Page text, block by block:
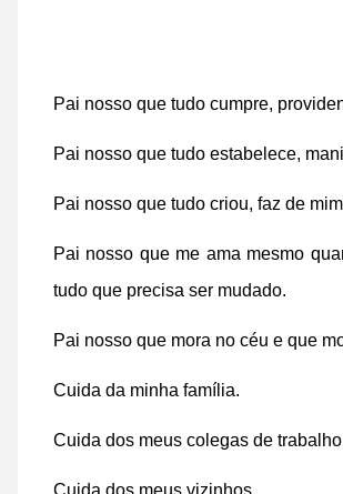
Pai nosso que tudo cumpre,
Pai nosso que tudo estabelece,
Pai nosso que tudo criou, faz de
Pai nosso que me ama mesmo
tudo que precisa ser mudado.
Pai nosso que mora no céu e que
Cuida da minha família.
Cuida dos meus colegas de
Cuida dos meus vizinhos.